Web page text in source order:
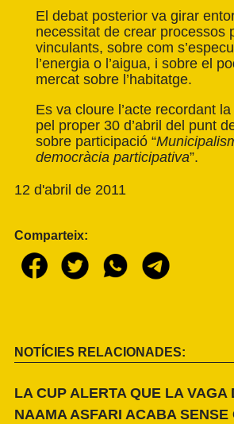
El debat posterior va girar
necessitat de crear processos
vinculants, sobre com
l’energia o l’aigua, i sobre el
mercat sobre l’habitatge.
Es va cloure l’acte recordant
pel proper 30 d’abril del punt
sobre participació “
democràcia participativa”.
12 d'abril de 2011
Comparteix:
NOTÍCIES RELACIONADES:
LA CUP ALERTA QUE LA VAGA
NAAMA ASFARI ACABA SENSE